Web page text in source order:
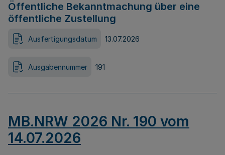
Öffentliche Bekanntmachung über eine
öffentliche Zustellung
Ausfertigungsdatum 13.07.2026
Ausgabennummer 191
MB.NRW 2026 Nr. 190 vom
14.07.2026